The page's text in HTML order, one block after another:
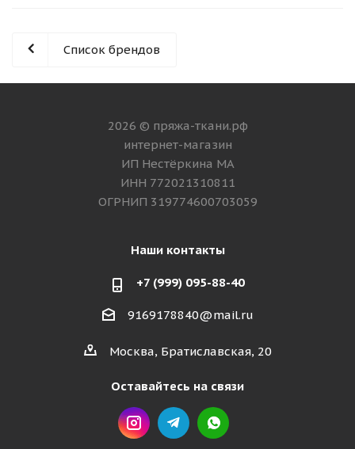
Список брендов
2026 © пряжа-ткани.рф
интернет-магазин
ИП Нестёркина МА
ИНН 772021310811
ОГРНИП 319774600703059
Наши контакты
+7 (999) 095-88-40
9169178840@mail.ru
Москва, Братиславская, 20
Оставайтесь на связи